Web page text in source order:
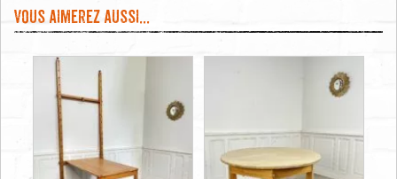
Vous aimerez aussi...